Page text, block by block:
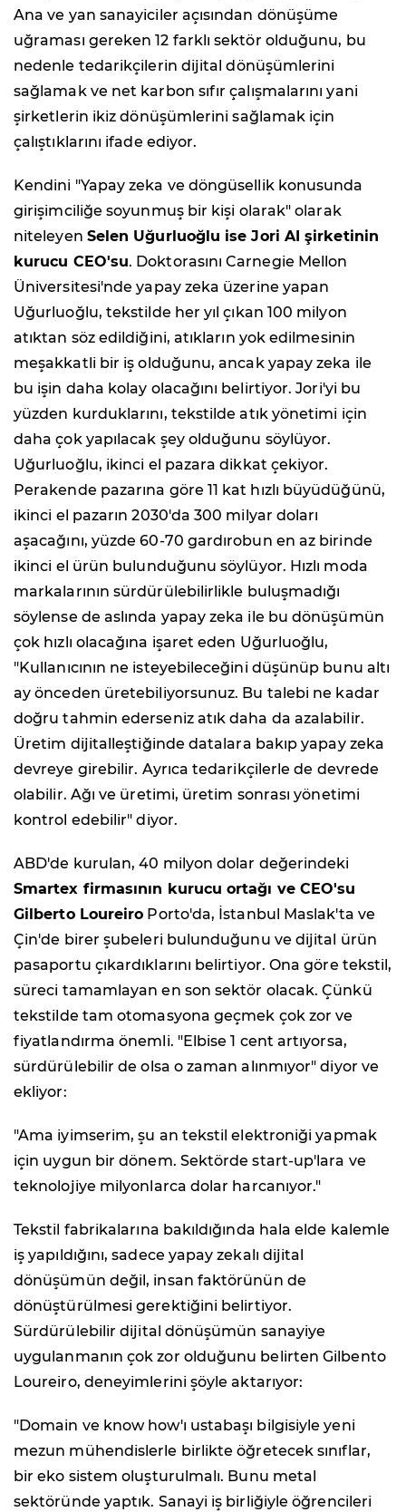
Ana ve yan sanayiciler açısından dönüşüme
uğraması gereken 12 farklı sektör olduğunu, bu
nedenle tedarikçilerin dijital dönüşümlerini
sağlamak ve net karbon sıfır çalışmalarını yani
şirketlerin ikiz dönüşümlerini sağlamak için
çalıştıklarını ifade ediyor.
Kendini "Yapay zeka ve döngüsellik konusunda
girişimciliğe soyunmuş bir kişi olarak" olarak
niteleyen Selen Uğurluoğlu ise Jori AI şirketinin
kurucu CEO'su. Doktorasını Carnegie Mellon
Üniversitesi'nde yapay zeka üzerine yapan
Uğurluoğlu, tekstilde her yıl çıkan 100 milyon
atıktan söz edildiğini, atıkların yok edilmesinin
meşakkatli bir iş olduğunu, ancak yapay zeka ile
bu işin daha kolay olacağını belirtiyor. Jori'yi bu
yüzden kurduklarını, tekstilde atık yönetimi için
daha çok yapılacak şey olduğunu söylüyor.
Uğurluoğlu, ikinci el pazara dikkat çekiyor.
Perakende pazarına göre 11 kat hızlı büyüdüğünü,
ikinci el pazarın 2030'da 300 milyar doları
aşacağını, yüzde 60-70 gardırobun en az birinde
ikinci el ürün bulunduğunu söylüyor. Hızlı moda
markalarının sürdürülebilirlikle buluşmadığı
söylense de aslında yapay zeka ile bu dönüşümün
çok hızlı olacağına işaret eden Uğurluoğlu,
"Kullanıcının ne isteyebileceğini düşünüp bunu altı
ay önceden üretebiliyorsunuz. Bu talebi ne kadar
doğru tahmin ederseniz atık daha da azalabilir.
Üretim dijitalleştiğinde datalara bakıp yapay zeka
devreye girebilir. Ayrıca tedarikçilerle de devrede
olabilir. Ağı ve üretimi, üretim sonrası yönetimi
kontrol edebilir" diyor.
ABD'de kurulan, 40 milyon dolar değerindeki
Smartex firmasının kurucu ortağı ve CEO'su
Gilberto Loureiro Porto'da, İstanbul Maslak'ta ve
Çin'de birer şubeleri bulunduğunu ve dijital ürün
pasaportu çıkardıklarını belirtiyor. Ona göre tekstil,
süreci tamamlayan en son sektör olacak. Çünkü
tekstilde tam otomasyona geçmek çok zor ve
fiyatlandırma önemli. "Elbise 1 cent artıyorsa,
sürdürülebilir de olsa o zaman alınmıyor" diyor ve
ekliyor:
"Ama iyimserim, şu an tekstil elektroniği yapmak
için uygun bir dönem. Sektörde start-up'lara ve
teknolojiye milyonlarca dolar harcanıyor."
Tekstil fabrikalarına bakıldığında hala elde kalemle
iş yapıldığını, sadece yapay zekalı dijital
dönüşümün değil, insan faktörünün de
dönüştürülmesi gerektiğini belirtiyor.
Sürdürülebilir dijital dönüşümün sanayiye
uygulanmanın çok zor olduğunu belirten Gilbento
Loureiro, deneyimlerini şöyle aktarıyor:
"Domain ve know how'ı ustabaşı bilgisiyle yeni
mezun mühendislerle birlikte öğretecek sınıflar,
bir eko sistem oluşturulmalı. Bunu metal
sektöründe yaptık. Sanayi iş birliğiyle öğrencileri